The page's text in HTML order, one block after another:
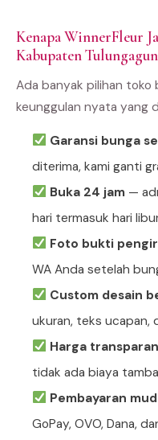
Kenapa WinnerFleur
Kabupaten
Ada banyak pilihan toko
keunggulan nyata yang
Garansi bunga
diterima, kami ganti
Buka 24 jam—
hari termasuk hari
Foto bukti
WA Anda setelah
Custom desain
ukuran, teks ucapan,
Harga transparan
tidak ada biaya
Pembayaran
GoPay, OVO, Dana,